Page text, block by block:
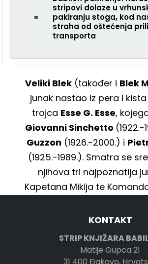
stripovi dolaze u
pakiranju stoga, kod
straha od oštećenja
transporta
Veliki Blek(također i Blek
junak nastao iz pera i
trojca Esse G. Esse,
Giovanni Sinchetto (1922.-
Guzzon (1926.-2000.) i
(1925.-1989.). Smatra se
njihova tri najpoznatija
Kapetana Mikija te
KONTAKT
STRIP KNJIŽARA
Matije Gupca 21